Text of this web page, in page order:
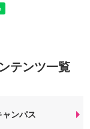
テンツ一覧
ンパス